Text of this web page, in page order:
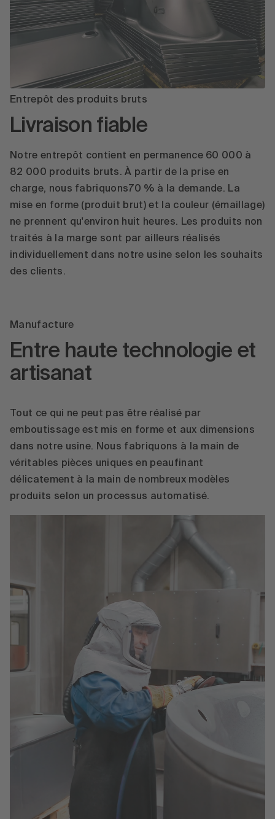
Entrepôt des produits bruts
Livraison fiable
Notre entrepôt contient en permanence 60 000 à
82 000 produits bruts. À partir de la prise en
charge, nous fabriquons70 % à la demande. La
mise en forme (produit brut) et la couleur (émaillage)
ne prennent qu'environ huit heures. Les produits non
traités à la marge sont par ailleurs réalisés
individuellement dans notre usine selon les souhaits
des clients.
Manufacture
Entre haute technologie et
artisanat
Tout ce qui ne peut pas être réalisé par
emboutissage est mis en forme et aux dimensions
dans notre usine. Nous fabriquons à la main de
véritables pièces uniques en peaufinant
délicatement à la main de nombreux modèles
produits selon un processus automatisé.